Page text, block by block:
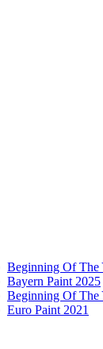
Beginning Of The
Bayern Paint 2025
Beginning Of The
Euro Paint 2021